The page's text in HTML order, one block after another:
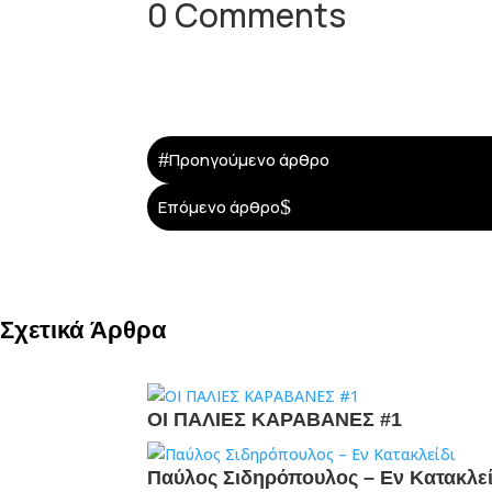
0 Comments
#Προηγούμενο άρθρο
Επόμενο άρθρο$
Σχετικά Άρθρα
ΟΙ ΠΑΛΙΕΣ ΚΑΡΑΒΑΝΕΣ #1
Παύλος Σιδηρόπουλος – Εν